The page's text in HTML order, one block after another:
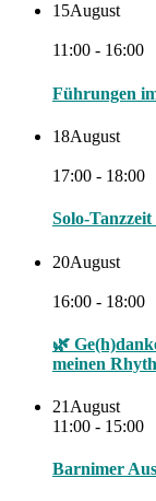
15August
11:00 - 16:00
Führungen
18August
17:00 - 18:00
Solo-
20August
16:00 - 18:00
🌿
meinen
21 August
11:00 - 15:00
Barnimer